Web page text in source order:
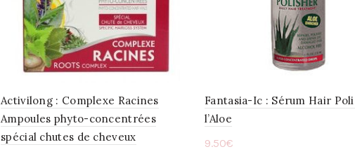
Activilong : Complexe Racines
Ampoules phyto-concentrées
spécial chutes de cheveux
Fantasia-Ic : Sérum Hair
l’Aloe
9.50€